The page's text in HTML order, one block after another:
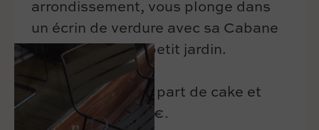
arrondissement, vous plonge dans
un écrin de verdure avec sa Cabane
et son charmant petit jardin.
Gouter enfant, un part de cake et
chocolat ou jus: 5€.